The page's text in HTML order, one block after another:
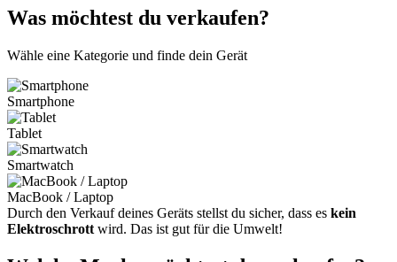
Was möchtest du verkaufen?
Wähle eine Kategorie und finde dein Gerät
Smartphone
Tablet
Smartwatch
MacBook / Laptop
Durch den Verkauf deines Geräts stellst du sicher, dass es kein
Elektroschrott wird. Das ist gut für die Umwelt!